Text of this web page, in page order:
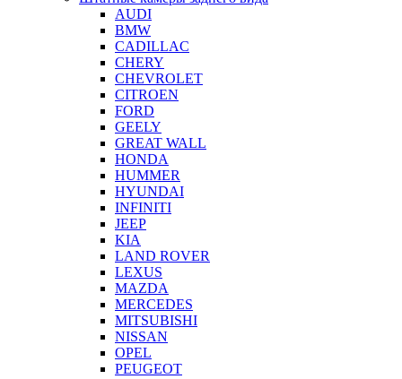
AUDI
BMW
CADILLAC
CHERY
CHEVROLET
CITROEN
FORD
GEELY
GREAT WALL
HONDA
HUMMER
HYUNDAI
INFINITI
JEEP
KIA
LAND ROVER
LEXUS
MAZDA
MERCEDES
MITSUBISHI
NISSAN
OPEL
PEUGEOT